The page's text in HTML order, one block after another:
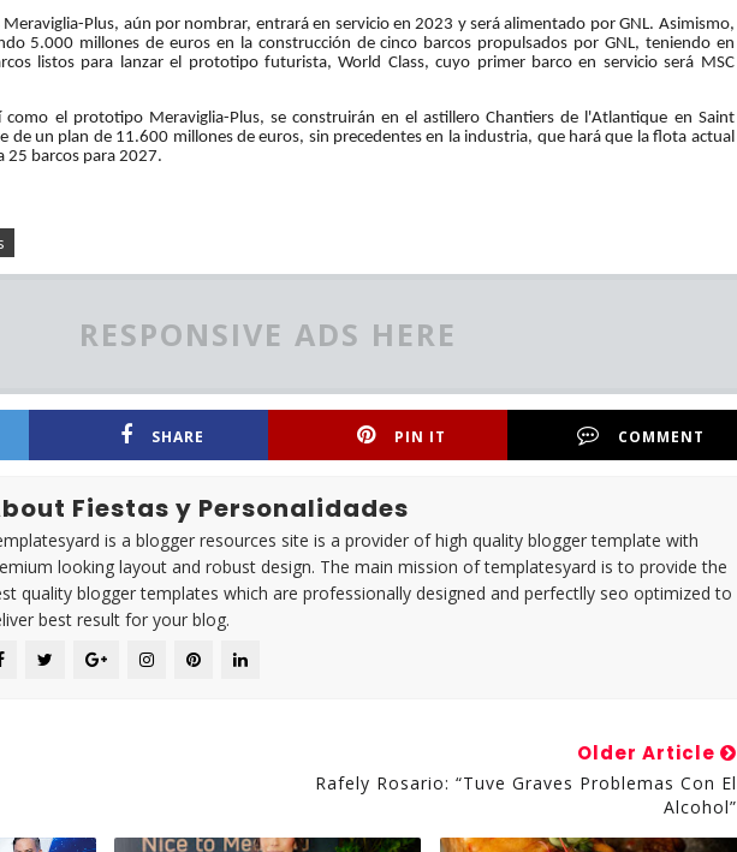
Meraviglia-Plus, aún por nombrar, entrará en servicio en 2023 y será alimentado por GNL. Asimismo,
5.000 millones de euros en la construcción de cinco barcos propulsados por GNL, teniendo en
listos para lanzar el prototipo futurista, World Class, cuyo primer barco en servicio será MSC
como el prototipo Meraviglia-Plus, se construirán en el astillero Chantiers de l'Atlantique en Saint
de un plan de 11.600 millones de euros, sin precedentes en la industria, que hará que la flota actual
25 barcos para 2027.
RESPONSIVE ADS HERE
SHARE PIN IT COMMENT
Fiestas y Personalidades
is a blogger resources site is a provider of high quality blogger template with
looking layout and robust design. The main mission of templatesyard is to provide the
quality blogger templates which are professionally designed and perfectlly seo optimized to
best result for your blog.
Older Article
Rafely Rosario: “Tuve Graves Problemas Con El
Alcohol”